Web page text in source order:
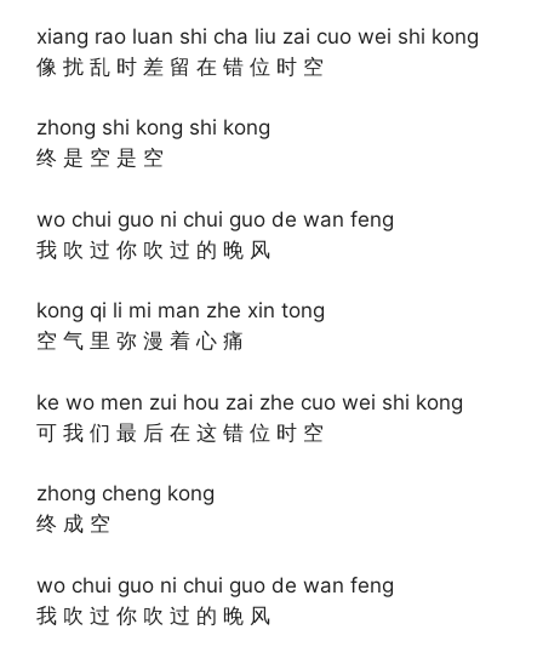
xiang rao luan shi cha liu zai cuo wei shi kong
像 扰 乱 时 差 留 在 错 位 时 空
zhong shi kong shi kong
终 是 空 是 空
wo chui guo ni chui guo de wan feng
我 吹 过 你 吹 过 的 晚 风
kong qi li mi man zhe xin tong
空 气 里 弥 漫 着 心 痛
ke wo men zui hou zai zhe cuo wei shi kong
可 我 们 最 后 在 这 错 位 时 空
zhong cheng kong
终 成 空
wo chui guo ni chui guo de wan feng
我 吹 过 你 吹 过 的 晚 风